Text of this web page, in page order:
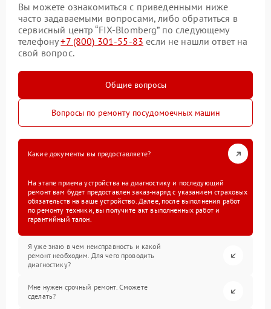
Вы можете ознакомиться с приведенными ниже
часто задаваемыми вопросами, либо обратиться в
сервисный центр “FIX-Blomberg” по следующему
телефону+7 (800) 301-55-83 если не нашли ответ на
свой вопрос.
Общие вопросы
Вопросы по ремонту посудомоечных машин
Какие документы вы предоставляете?
На этапе приема устройства на диагностику и последующий
ремонт вам будет предоставлен заказ-наряд с указанием страховых
обязательств на ваше устройство. Далее, после выполнения работ
по ремонту техники, вы получите акт выполненных работ и
гарантийный талон.
Я уже знаю в чем неисправность и какой
ремонт необходим. Для чего проводить
диагностику?
Мне нужен срочный ремонт. Сможете
сделать?